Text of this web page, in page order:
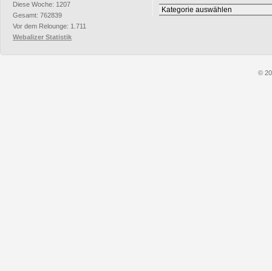
Diese Woche: 1207
Gesamt: 762839
Vor dem Relounge: 1.711
Webalizer Statistik
Rubriken
©